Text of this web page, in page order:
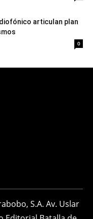
articulan plan
0
S.A. Av. Uslar